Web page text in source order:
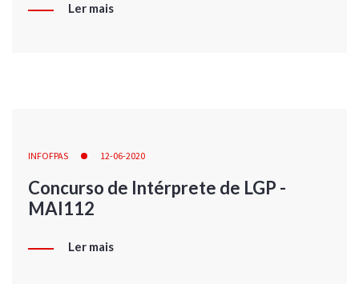
Ler mais
INFOFPAS 12-06-2020
Concurso de Intérprete de LGP -
MAI112
Ler mais